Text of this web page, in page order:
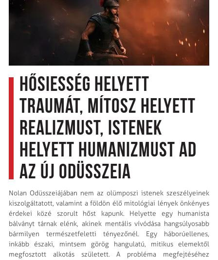
Hősiesség helyett
traumát, mítosz helyett
realizmust, istenek
helyett humanizmust ad
az új Odüsszeia
Nolan Odüsszeiájában nem az olümposzi istenek szeszélyeinek
kiszolgáltatott, valamint a földön élő mitológiai lények önkényes
érdekei közé szorult hőst kapunk. Helyette egy humanista
bálványt tárnak elénk, akinek mentális vívódása hangsúlyo­sabb
bármilyen természet­feletti tényezőnél. Egy háborúellenes,
inkább északi, mintsem görög hangulatú, mitikus elemektől
megfosztott alkotás született. A probléma megfejtésé­hez